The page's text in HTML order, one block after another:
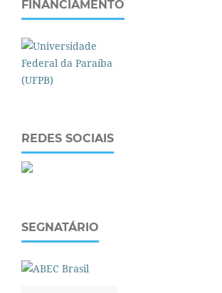
FINANCIAMENTO
REDES SOCIAIS
SEGNATÁRIO